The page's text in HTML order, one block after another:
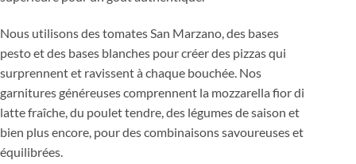
Nous utilisons des tomates San Marzano, des bases
pesto et des bases blanches pour créer des pizzas qui
surprennent et ravissent à chaque bouchée. Nos
garnitures généreuses comprennent la mozzarella fior di
latte fraîche, du poulet tendre, des légumes de saison et
bien plus encore, pour des combinaisons savoureuses et
équilibrées.